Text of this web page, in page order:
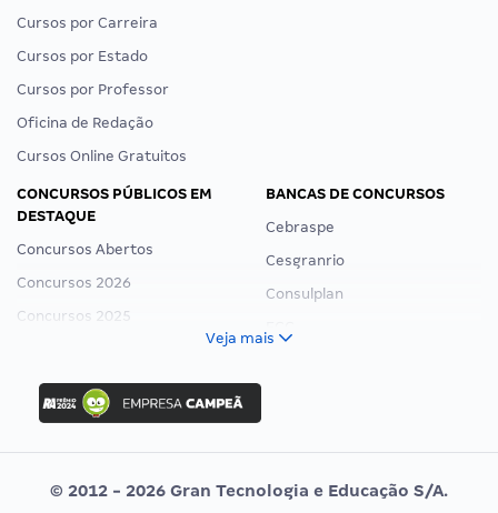
Cursos por Carreira
Cursos por Estado
Cursos por Professor
Oficina de Redação
Cursos Online Gratuitos
CONCURSOS PÚBLICOS EM
DESTAQUE
Concursos Abertos
Concursos 2026
Concursos 2025
Concurso Ibama
Concurso MPU
Editais publicados
BANCAS DE CONCURSOS
Cebraspe
Cesgranrio
Consulplan
Vunesp
Veja mais
© 2012 - 2026 Gran Tecnologia e Educação S/A.